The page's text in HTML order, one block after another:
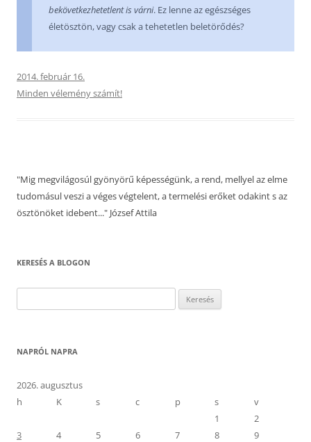
bekövetkezhetetlent is várni. Ez lenne az egészséges
életösztön, vagy csak a tehetetlen beletörődés?
2014. február 16.
Minden vélemény számít!
"Mig megvilágosúl gyönyörű képességünk, a rend, mellyel az elme
tudomásul veszi a véges végtelent, a termelési erőket odakint s az
ösztönöket idebent..." József Attila
KERESÉS A BLOGON
NAPRÓL NAPRA
2026. augusztus
h
K s c p s
v
1
2
3
4 5 6 7 8
9